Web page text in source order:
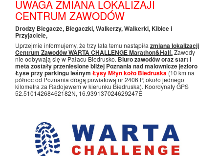
UWAGA ZMIANA LOKALIZAJI
CENTRUM ZAWODÓW
Drodzy Biegacze, Biegaczki, Walkerzy, Walkerki, Kibice i
Przyjaciele,
Uprzejmie informujemy, że trzy lata temu nastąpiła zmiana lokalizacji
Centrum Zawodów WARTA CHALLENGE Marathon&Half.Zawody
nie odbywają się w Pałacu Biedrusko. Biuro zawodów oraz start i
meta zostały przeniesione bliżej Poznania nad malownicze jezioro
Łyse przy parkingu leśnym Łysy Młyn koło Biedruska (10 km na
północ od Poznania drogą powiatową nr 2406 P, około jednego
kilometra za Radojewem w kierunku Biedruska). Koordynaty GPS
52.51014268462182N, 16.939137024629247E